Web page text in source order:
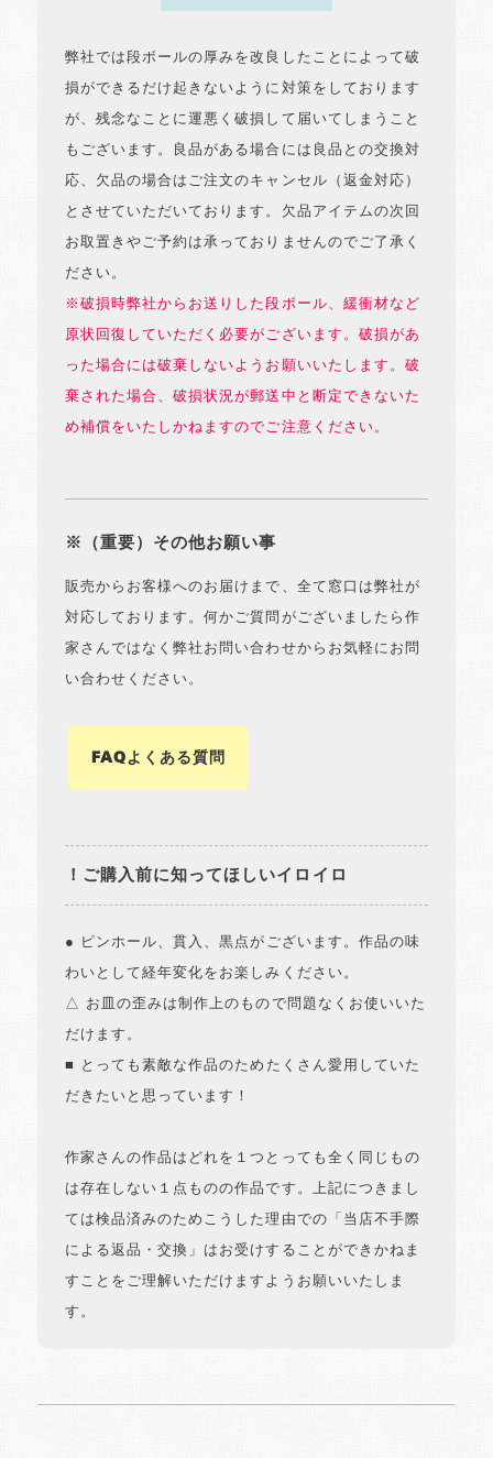
弊社では段ボールの厚みを改良したことによって破
損ができるだけ起きないように対策をしております
が、残念なことに運悪く破損して届いてしまうこと
もございます。良品がある場合には良品との交換対
応、欠品の場合はご注文のキャンセル（返金対応）
とさせていただいております。欠品アイテムの次回
お取置きやご予約は承っておりませんのでご了承く
ださい。
※破損時弊社からお送りした段ボール、緩衝材など
原状回復していただく必要がございます。破損があ
った場合には破棄しないようお願いいたします。破
棄された場合、破損状況が郵送中と断定できないた
め補償をいたしかねますのでご注意ください。
※（重要）その他お願い事
販売からお客様へのお届けまで、全て窓口は弊社が
対応しております。何かご質問がございましたら作
家さんではなく弊社お問い合わせからお気軽にお問
い合わせください。
FAQよくある質問
！ご購入前に知ってほしいイロイロ
● ピンホール、貫入、黒点がございます。作品の味
わいとして経年変化をお楽しみください。
△ お皿の歪みは制作上のもので問題なくお使いいた
だけます。
■ とっても素敵な作品のためたくさん愛用していた
だきたいと思っています！
作家さんの作品はどれを１つとっても全く同じもの
は存在しない１点ものの作品です。上記につきまし
ては検品済みのためこうした理由での「当店不手際
による返品・交換」はお受けすることができかねま
すことをご理解いただけますようお願いいたしま
す。